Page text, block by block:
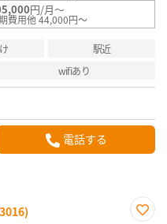
円/月～
費用他 44,000円～
駅近
wifiあり
電話する